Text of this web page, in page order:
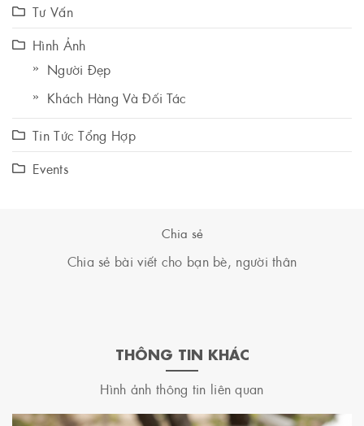
Tư Vấn
Hình Ảnh
Người Đẹp
Khách Hàng Và Đối Tác
Tin Tức Tổng Hợp
Events
Chia sẻ
Chia sẻ bài viết cho bạn bè, người thân
THÔNG TIN KHÁC
Hình ảnh thông tin liên quan